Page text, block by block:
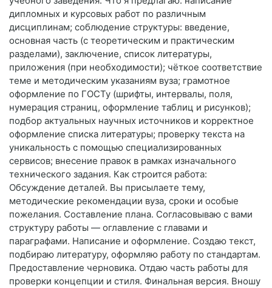
дипломных и курсовых работ по различным
дисциплинам; соблюдение структуры: введение,
основная часть (с теоретическим и практическим
разделами), заключение, список литературы,
приложения (при необходимости); чёткое соответствие
теме и методическим указаниям вуза; грамотное
оформление по ГОСТу (шрифты, интервалы, поля,
нумерация страниц, оформление таблиц и рисунков);
подбор актуальных научных источников и корректное
оформление списка литературы; проверку текста на
уникальность с помощью специализированных
сервисов; внесение правок в рамках изначального
технического задания. Как строится работа:
Обсуждение деталей. Вы присылаете тему,
методические рекомендации вуза, сроки и особые
пожелания. Составление плана. Согласовываю с вами
структуру работы — оглавление с главами и
параграфами. Написание и оформление. Создаю текст,
подбираю литературу, оформляю работу по стандартам.
Предоставление черновика. Отдаю часть работы для
проверки концепции и стиля. Финальная версия. Вношу